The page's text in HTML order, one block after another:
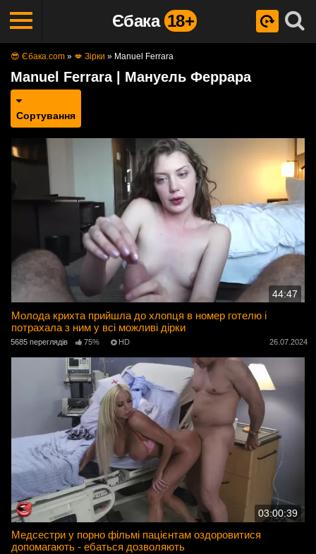
Єбака 18+
😎 Єбака.com » 💋 Зірки » Manuel Ferrara
Manuel Ferrara | Мануель Феррара
Сортування
44:47
Молода крихта прийшла до хлопця в номер готелю і
потрахала з ним у всі можливі дірки
5685 переглядів 75% HD 26.07.2024
03:00:39
Медсестри у порно фільмі пацієнтам оздоровитися
допомагають - ебаться дозволяють